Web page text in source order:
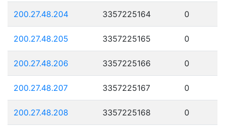
200.27.48.204 3357225164 0
200.27.48.205 3357225165 0
200.27.48.206 3357225166 0
200.27.48.207 3357225167 0
200.27.48.208 3357225168 0